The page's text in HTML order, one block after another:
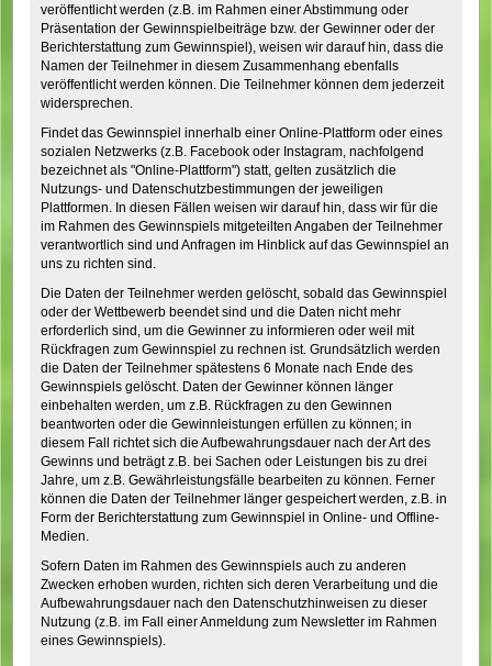
veröffentlicht werden (z.B. im Rahmen einer Abstimmung oder
Präsentation der Gewinnspielbeiträge bzw. der Gewinner oder der
Berichterstattung zum Gewinnspiel), weisen wir darauf hin, dass die
Namen der Teilnehmer in diesem Zusammenhang ebenfalls
veröffentlicht werden können. Die Teilnehmer können dem jederzeit
widersprechen.
Findet das Gewinnspiel innerhalb einer Online-Plattform oder eines
sozialen Netzwerks (z.B. Facebook oder Instagram, nachfolgend
bezeichnet als "Online-Plattform") statt, gelten zusätzlich die
Nutzungs- und Datenschutzbestimmungen der jeweiligen
Plattformen. In diesen Fällen weisen wir darauf hin, dass wir für die
im Rahmen des Gewinnspiels mitgeteilten Angaben der Teilnehmer
verantwortlich sind und Anfragen im Hinblick auf das Gewinnspiel an
uns zu richten sind.
Die Daten der Teilnehmer werden gelöscht, sobald das Gewinnspiel
oder der Wettbewerb beendet sind und die Daten nicht mehr
erforderlich sind, um die Gewinner zu informieren oder weil mit
Rückfragen zum Gewinnspiel zu rechnen ist. Grundsätzlich werden
die Daten der Teilnehmer spätestens 6 Monate nach Ende des
Gewinnspiels gelöscht. Daten der Gewinner können länger
einbehalten werden, um z.B. Rückfragen zu den Gewinnen
beantworten oder die Gewinnleistungen erfüllen zu können; in
diesem Fall richtet sich die Aufbewahrungsdauer nach der Art des
Gewinns und beträgt z.B. bei Sachen oder Leistungen bis zu drei
Jahre, um z.B. Gewährleistungsfälle bearbeiten zu können. Ferner
können die Daten der Teilnehmer länger gespeichert werden, z.B. in
Form der Berichterstattung zum Gewinnspiel in Online- und Offline-
Medien.
Sofern Daten im Rahmen des Gewinnspiels auch zu anderen
Zwecken erhoben wurden, richten sich deren Verarbeitung und die
Aufbewahrungsdauer nach den Datenschutzhinweisen zu dieser
Nutzung (z.B. im Fall einer Anmeldung zum Newsletter im Rahmen
eines Gewinnspiels).